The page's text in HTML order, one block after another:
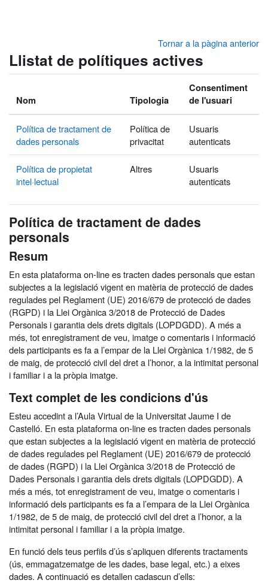
Tornar a la pàgina anterior
Llistat de polítiques actives
Nom Tipologia
Consentiment
de l'usuari
Política de tractament de
dades personals
Política de
privacitat
Usuaris
autenticats
Política de propietat
intel·lectual
Altres
Usuaris
autenticats
Política de tractament de dades
personals
Resum
En esta plataforma on-line es tracten dades personals que estan
subjectes a la legislació vigent en matèria de protecció de dades
regulades pel Reglament (UE) 2016/679 de protecció de dades
(RGPD) i la Llei Orgànica 3/2018 de Protecció de Dades
Personals i garantia dels drets digitals (LOPDGDD). A més a
més, tot enregistrament de veu, imatge o comentaris i informació
dels participants es fa a l’empar de la Llei Orgànica 1/1982, de 5
de maig, de protecció civil del dret a l’honor, a la intimitat personal
i familiar i a la pròpia imatge.
Text complet de les condicions d'ús
Esteu accedint a l’Aula Virtual de la Universitat Jaume I de
Castelló. En esta plataforma on-line es tracten dades personals
que estan subjectes a la legislació vigent en matèria de protecció
de dades regulades pel Reglament (UE) 2016/679 de protecció
de dades (RGPD) i la Llei Orgànica 3/2018 de Protecció de
Dades Personals i garantia dels drets digitals (LOPDGDD). A
més a més, tot enregistrament de veu, imatge o comentaris i
informació dels participants es fa a l’empara de la Llei Orgànica
1/1982, de 5 de maig, de protecció civil del dret a l’honor, a la
intimitat personal i familiar i a la pròpia imatge.
En funció dels teus perfils d’ús s’apliquen diferents tractaments
(ús, emmagatzematge de les dades, base legal, etc.) a eixes
dades. A continuació es detallen cadascun d’ells: